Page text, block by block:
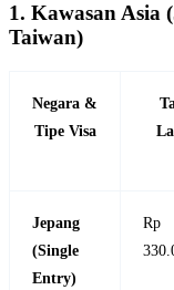
1. Kawasan Asia
Taiwan)
Negara &
Tipe Visa
Jepang
(Single
Entry)
Rp